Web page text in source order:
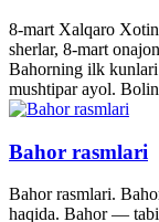
8-mart Xalqaro
sherlar, 8-mart
Bahorning ilk
mushtipar ayol.
Bahor rasmlari
Bahor rasmlari.
haqida. Bahor —